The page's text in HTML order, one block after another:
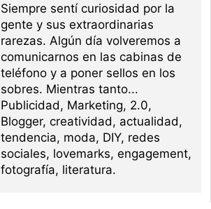
Siempre sentí curiosidad por la
gente y sus extraordinarias
rarezas. Algún día volveremos a
comunicarnos en las cabinas de
teléfono y a poner sellos en los
sobres. Mientras tanto...
Publicidad, Marketing, 2.0,
Blogger, creatividad, actualidad,
tendencia, moda, DIY, redes
sociales, lovemarks, engagement,
fotografía, literatura.